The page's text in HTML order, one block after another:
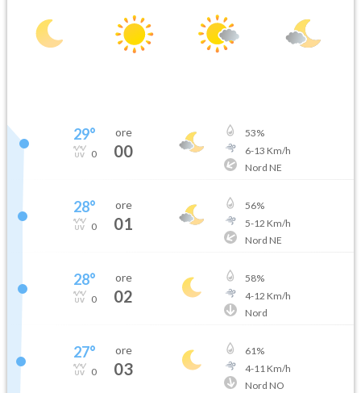
29°
0
ore
00
53%
6-13 Km/h
Nord NE
28°
0
ore
01
56%
5-12 Km/h
Nord NE
28°
0
ore
02
58%
4-12 Km/h
Nord
27°
0
ore
03
61%
4-11 Km/h
Nord NO